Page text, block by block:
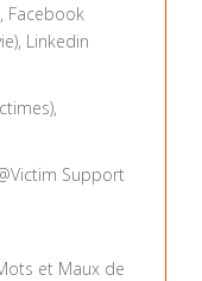
Facebook
Linkedin
Support
et Maux de